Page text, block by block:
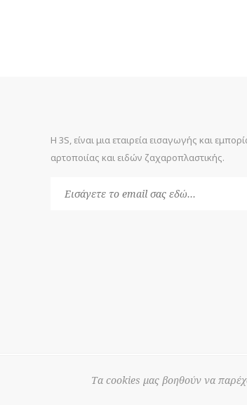
Η 3S, είναι μια εταιρεία εισαγωγής και
αρτοποιίας και ειδών ζαχαροπλαστικής.
© 2026 3SPowered bynopCommerce
Τα cookies μας βοηθούν να